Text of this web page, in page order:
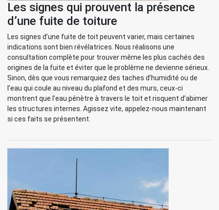
Les signes qui prouvent la présence
d’une fuite de toiture
Les signes d’une fuite de toit peuvent varier, mais certaines
indications sont bien révélatrices. Nous réalisons une
consultation complète pour trouver même les plus cachés des
origines de la fuite et éviter que le problème ne devienne sérieux.
Sinon, dès que vous remarquiez des taches d’humidité ou de
l’eau qui coule au niveau du plafond et des murs, ceux-ci
montrent que l’eau pénètre à travers le toit et risquent d’abimer
les structures internes. Agissez vite, appelez-nous maintenant
si ces faits se présentent.